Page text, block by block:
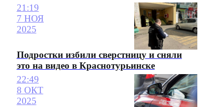
21:19
7 НОЯ
2025
Подростки избили сверстницу и сняли
это на видео в Краснотурьинске
22:49
8 ОКТ
2025